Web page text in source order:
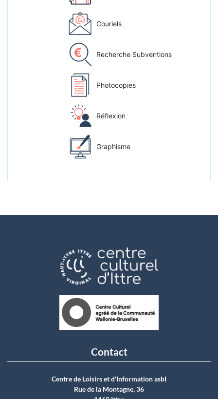
Couriels
Recherche Subventions
Photocopies
Réflexion
Graphisme
Contact
Centre de Loisirs et d'Information asbI
Rue de la Montagne, 36